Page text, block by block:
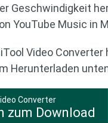
Geschwindigkeit
YouTube Music in
Video
Herunterladen
Converter
zum Download